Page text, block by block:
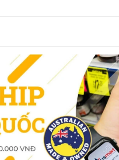
tiêu hóa cho cả gia đình.
thức an toàn, sản phẩm
dẫn sử dụng và tham
giúp duy trì cơ thể khỏe
Bovilove Lactoferrin
Sữa bột Lactoferrin Bovilove
hoặc liên hệ với các kênh tư